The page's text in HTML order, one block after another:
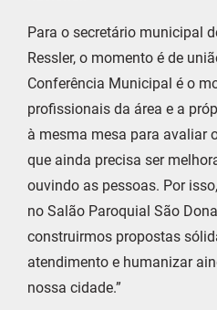
Para o secretário municipal
Ressler, o momento é de
Conferência Municipal é o
profissionais da área e a
à mesma mesa para avaliar
que ainda precisa ser
ouvindo as pessoas. Por
no Salão Paroquial São
construirmos propostas
atendimento e humanizar
nossa cidade.”